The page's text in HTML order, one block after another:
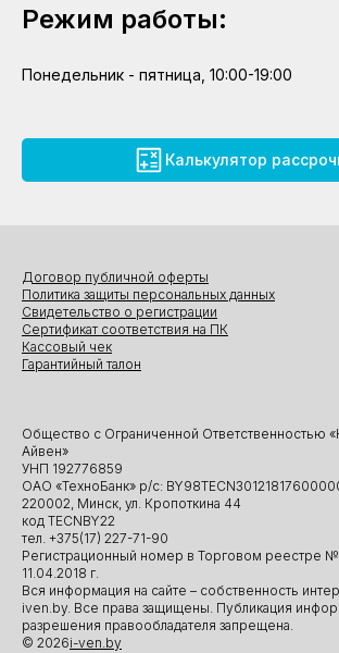
Режим работы:
Понедельник - пятница, 10:00-19:00
Калькулятор
Общество с Ограниченной Ответственностью
Айвен»
УНП 192776859
ОАО «ТехноБанк» р/с:
220002, Минск, ул. Кропоткина 44
код TECNBY22
тел. +375(17) 227-71-90
Регистрационный номер в Торговом реестре
11.04.2018 г.
Вся информация на сайте – собственность
iven.by. Все права защищены. Публикация
разрешения правообладателя запрещена.
© 2026i-ven.by
Договор публичной оферты
Политика защиты персональных данных
Свидетельство о регистрации
Сертификат соответствия на ПК
Кассовый чек
Гарантийный талон